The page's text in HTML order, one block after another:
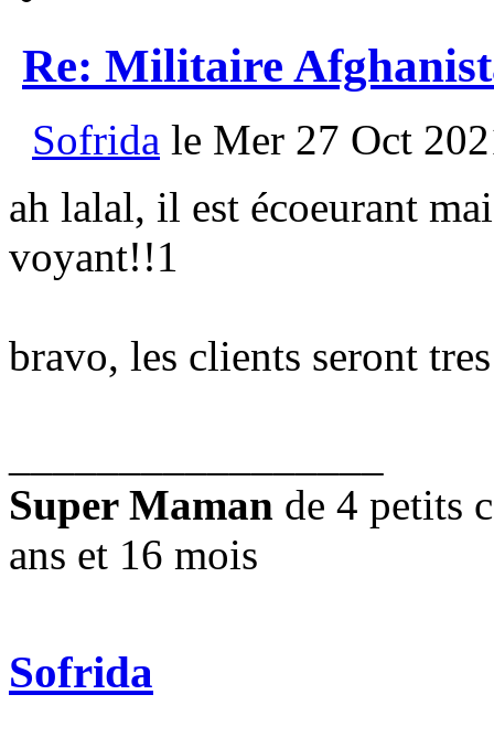
Re: Militaire
Sofrida le Mer 27 Oct
ah lalal, il est écoeurant
voyant!!1
bravo, les clients seront
Super Maman de 4 petits
ans et 16 mois
Sofrida